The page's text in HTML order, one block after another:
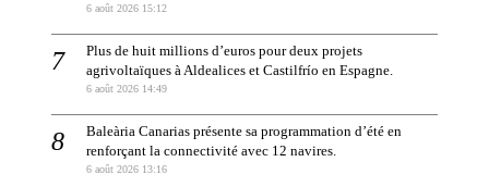
6 août 2026 15:12
Plus de huit millions d’euros pour deux projets
agrivoltaïques à Aldealices et Castilfrío en Espagne.
6 août 2026 14:49
Baleària Canarias présente sa programmation d’été en
renforçant la connectivité avec 12 navires.
6 août 2026 13:16